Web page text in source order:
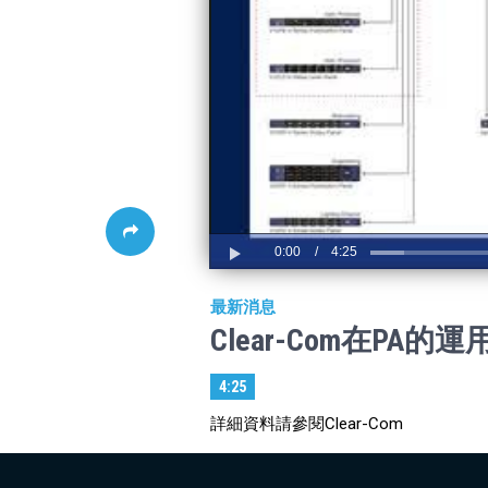
Play
0:00 / 4:25
最新消息
Clear-Com在PA的運
4:25
詳細資料請參閱Clear-Com